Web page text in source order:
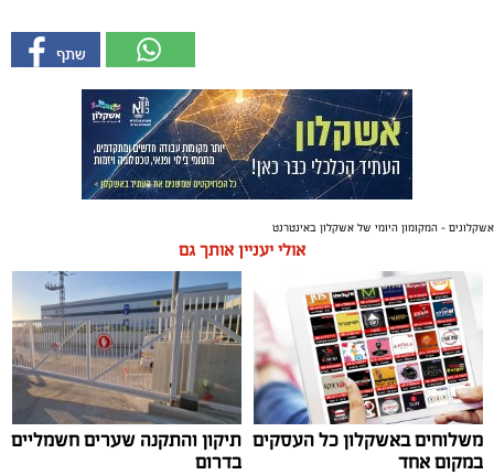
אשקלונים - המקומון היומי של אשקלון באינטרנט
אולי יעניין אותך גם
משלוחים באשקלון כל העסקים
במקום אחד
תיקון והתקנה שערים חשמליים
בדרום